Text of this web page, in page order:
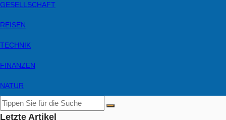
GESELLSCHAFT
REISEN
TECHNIK
FINANZEN
NATUR
Letzte Artikel